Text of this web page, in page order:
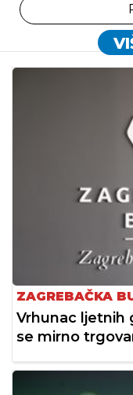
ZAGREBAČKA
Vrhunac ljetnih
se mirno